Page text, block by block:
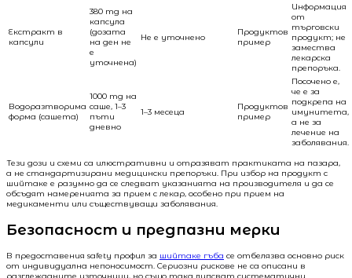
Екстракт в
капсули
380 mg на
капсула
(дозата
на ден не
е
уточнена)
Не е уточнено
Продуктов
пример
Информация
от
търговски
продукт; не
замества
лекарска
препоръка.
Водоразтворима
форма (сашета)
1000 mg на
саше, 1–3
пъти
дневно
1–3 месеца
Продуктов
пример
Посочено е,
че е за
подкрепа на
имунитета,
а не за
лечение на
заболявания.
Тези дози и схеми са илюстративни и отразяват практиката на пазара,
а не стандартизирани медицински препоръки. При избор на продукт с
шийтаке е разумно да се следват указанията на производителя и да се
обсъдят намеренията за прием с лекар, особено при прием на
медикаменти или съществуващи заболявания.
Безопасност и предпазни мерки
В предоставения safety профил за шийтаке гъба се отбелязва основно риск
от индивидуална непоносимост. Сериозни рискове не са описани в